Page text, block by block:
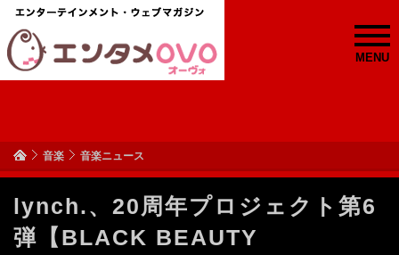
MENU
音楽 音楽ニュース
lynch.、20周年プロジェクト第6
弾【BLACK BEAUTY